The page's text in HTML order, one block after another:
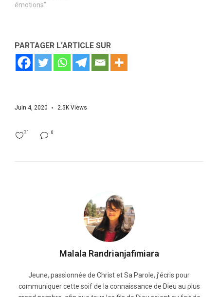
émotions"
PARTAGER L'ARTICLE SUR
Juin 4, 2020 2.5K Views
0
21
Malala Randrianjafimiara
Jeune, passionnée de Christ et Sa Parole, j’écris pour
communiquer cette soif de la connaissance de Dieu au plus